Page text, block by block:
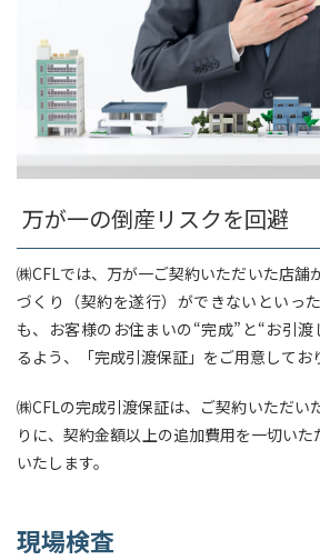
万が一の倒産リスクを回避
㈱CFLでは、万が一ご契約いただいた店舗
づくり（契約を遂行）ができないといっ
も、お客様のお住まいの“完成”と“お引渡
るよう、「完成引渡保証」をご用意してお
㈱CFLの完成引渡保証は、ご契約いただい
りに、契約金額以上の追加費用を一切い
いたします。
現場検査